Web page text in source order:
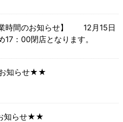
業時間のお知らせ】 12月15日
17：00閉店となります。
知らせ★★
知らせ★★